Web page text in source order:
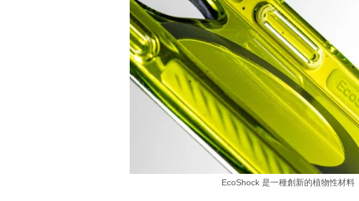
EcoShock 是一種創新的植物性材料